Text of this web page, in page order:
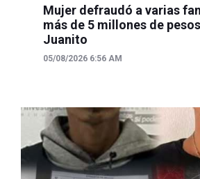
Mujer defraudó a varias
más de 5 millones de
Juanito
05/08/2026 6:56 AM